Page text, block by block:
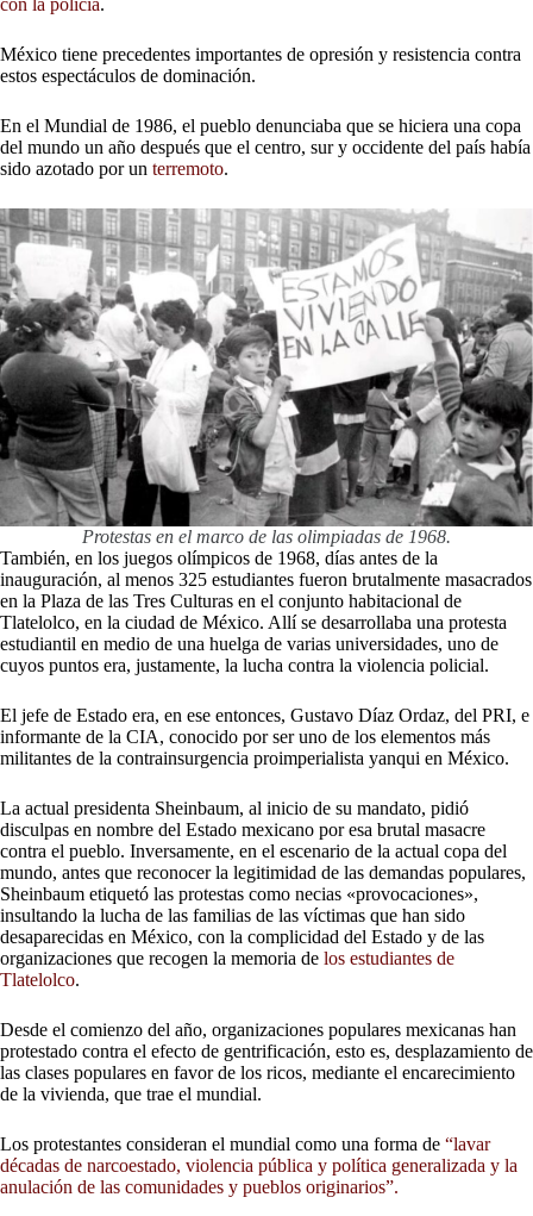
con la policía.
México tiene precedentes importantes de opresión y resistencia contra
estos espectáculos de dominación.
En el Mundial de 1986, el pueblo denunciaba que se hiciera una copa
del mundo un año después que el centro, sur y occidente del país había
sido azotado por un terremoto.
Protestas en el marco de las olimpiadas de 1968.
También, en los juegos olímpicos de 1968, días antes de la
inauguración, al menos 325 estudiantes fueron brutalmente masacrados
en la Plaza de las Tres Culturas en el conjunto habitacional de
Tlatelolco, en la ciudad de México. Allí se desarrollaba una protesta
estudiantil en medio de una huelga de varias universidades, uno de
cuyos puntos era, justamente, la lucha contra la violencia policial.
El jefe de Estado era, en ese entonces, Gustavo Díaz Ordaz, del PRI, e
informante de la CIA, conocido por ser uno de los elementos más
militantes de la contrainsurgencia proimperialista yanqui en México.
La actual presidenta Sheinbaum, al inicio de su mandato, pidió
disculpas en nombre del Estado mexicano por esa brutal masacre
contra el pueblo. Inversamente, en el escenario de la actual copa del
mundo, antes que reconocer la legitimidad de las demandas populares,
Sheinbaum etiquetó las protestas como necias «provocaciones»,
insultando la lucha de las familias de las víctimas que han sido
desaparecidas en México, con la complicidad del Estado y de las
organizaciones que recogen la memoria de los estudiantes de
Tlatelolco.
Desde el comienzo del año, organizaciones populares mexicanas han
protestado contra el efecto de gentrificación, esto es, desplazamiento de
las clases populares en favor de los ricos, mediante el encarecimiento
de la vivienda, que trae el mundial.
Los protestantes consideran el mundial como una forma de “lavar
décadas de narcoestado, violencia pública y política generalizada y la
anulación de las comunidades y pueblos originarios”.